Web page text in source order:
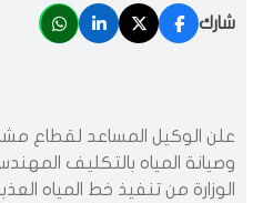
شارك
علن الوكيل المساعد لقطاع
وصيانة المياه بالتكليف